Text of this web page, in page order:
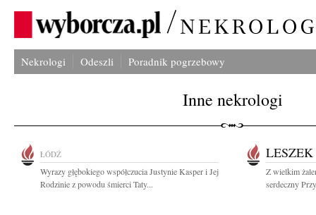
Nekrologi Odeszli Poradnik pogrzebowy
Inne nekrologi
ŁÓDŹ
Wyrazy głębokiego współczucia Justynie Kasper i Jej
Rodzinie z powodu śmierci Taty...
Z wielkim
serdeczny